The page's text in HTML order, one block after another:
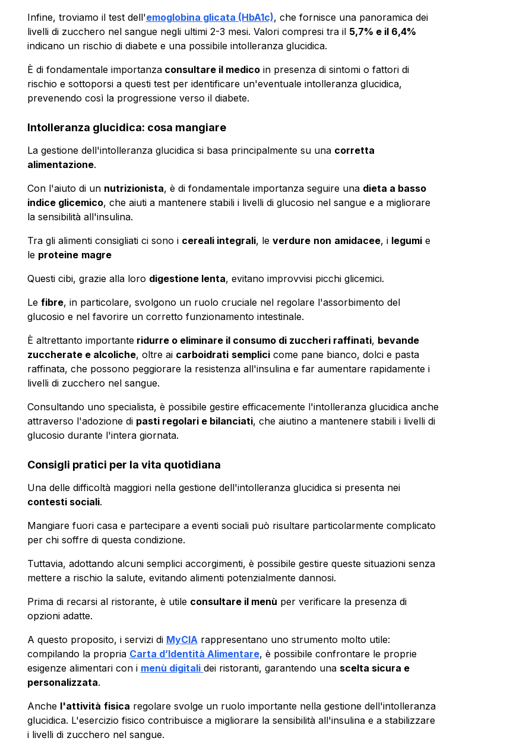
Infine, troviamo il test dell'emoglobina glicata (HbA1c), che fornisce una panoramica dei
livelli di zucchero nel sangue negli ultimi 2-3 mesi. Valori compresi tra il 5,7% e il 6,4%
indicano un rischio di diabete e una possibile intolleranza glucidica.
È di fondamentale importanzaconsultare il medicoin presenza di sintomi o fattori di
rischio e sottoporsi a questi test per identificare un'eventuale intolleranza glucidica,
prevenendo così la progressione verso il diabete.
Intolleranza glucidica: cosa mangiare
La gestione dell'intolleranza glucidica si basa principalmente su una corretta
alimentazione.
Con l'aiuto di un nutrizionista, è di fondamentale importanza seguire una dieta a basso
indice glicemico, che aiuti a mantenere stabili i livelli di glucosio nel sangue e a migliorare
la sensibilità all'insulina.
Tra gli alimenti consigliati ci sono i cereali integrali, le verdure non amidacee, i legumie
le proteine magre
Questi cibi, grazie alla loro digestione lenta, evitano improvvisi picchi glicemici.
Le fibre, in particolare, svolgono un ruolo cruciale nel regolare l'assorbimento del
glucosio e nel favorire un corretto funzionamento intestinale.
È altrettanto importanteridurre o eliminare il consumo di zuccheri raffinati, bevande
zuccherate e alcoliche, oltre ai carboidrati semplicicome pane bianco, dolci e pasta
raffinata, che possono peggiorare la resistenza all'insulina e far aumentare rapidamente i
livelli di zucchero nel sangue.
Consultando uno specialista, è possibile gestire efficacemente l'intolleranza glucidica anche
attraverso l'adozione di pasti regolari e bilanciati, che aiutino a mantenere stabili i livelli di
glucosio durante l'intera giornata.
Consigli pratici per la vita quotidiana
Una delle difficoltà maggiori nella gestione dell'intolleranza glucidica si presenta nei
contesti sociali.
Mangiare fuori casa e partecipare a eventi sociali può risultare particolarmente complicato
per chi soffre di questa condizione.
Tuttavia, adottando alcuni semplici accorgimenti, è possibile gestire queste situazioni senza
mettere a rischio la salute, evitando alimenti potenzialmente dannosi.
Prima di recarsi al ristorante, è utile consultare il menù per verificare la presenza di
opzioni adatte.
A questo proposito, i servizi di MyCIA rappresentano uno strumento molto utile:
compilando la propria Carta d’Identità Alimentare, è possibile confrontare le proprie
esigenze alimentari con i menù digitali dei ristoranti, garantendo una scelta sicura e
personalizzata.
Anche l'attività fisica regolare svolge un ruolo importante nella gestione dell'intolleranza
glucidica. L'esercizio fisico contribuisce a migliorare la sensibilità all'insulina e a stabilizzare
i livelli di zucchero nel sangue.